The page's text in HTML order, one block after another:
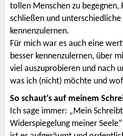
tollen Menschen zu begegnen,
schließen und
kennenzulernen.
Für mich war es auch eine
besser kennenzulernen, über
viel auszuprobieren und nach
was ich (nicht) möchte und
So schaut’s auf meinem
Ich sage immer: „Mein
Widerspiegelung meiner